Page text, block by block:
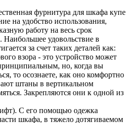
фурнитура для шкафа купе
на удобство использования,
работу на весь срок
удовольствие в
за счет таких деталей как:
взора - это устройство может
но, когда вы
то осознаете, как оно комфортно
штаны в вертикальном
Закрепляются они к одной из
С его помощью одежка
шкафа, в тяжело дотягиваемом